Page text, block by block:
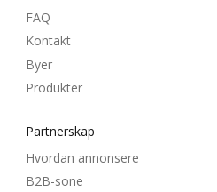
FAQ
Kontakt
Byer
Produkter
Partnerskap
Hvordan annonsere
B2B-sone